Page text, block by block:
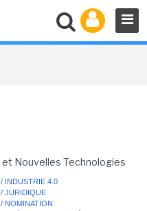
Nouvelles Technologies
/ INDUSTRIE 4.0
/ JURIDIQUE
/ NOMINATION